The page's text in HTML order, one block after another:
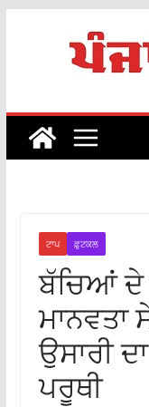
ਟਾਪ ਫ਼ੁਟਕਲ
ਬੱਚਿਆਂ ਦੇ
ਮਾਨਵਤਾ
ਉਸਾਰੀ
ਪਰੂਥੀ